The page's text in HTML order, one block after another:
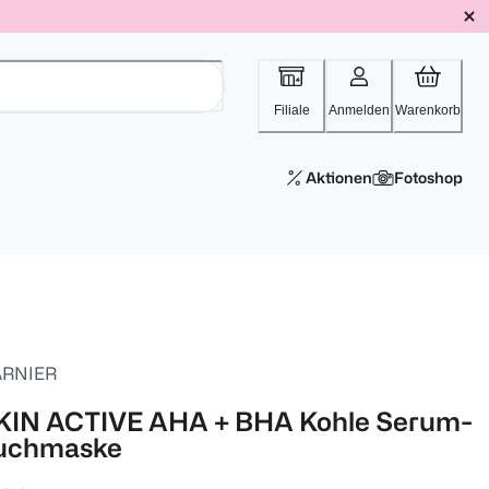
Filiale Anmelden Warenkorb
Aktionen Fotoshop
ACTIVE AHA + BHA Kohle Serum-